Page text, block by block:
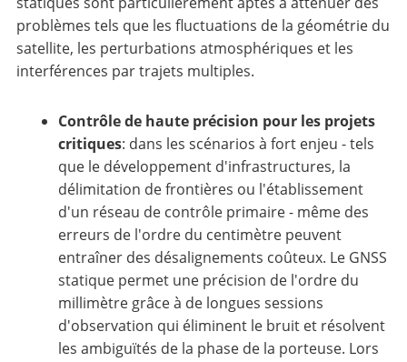
problèmes tels que les fluctuations de la géométrie du
satellite, les perturbations atmosphériques et les
interférences par trajets multiples.
Contrôle de haute précision pour les projets
critiques: dans les scénarios à fort enjeu - tels
que le développement d'infrastructures, la
délimitation de frontières ou l'établissement
d'un réseau de contrôle primaire - même des
erreurs de l'ordre du centimètre peuvent
entraîner des désalignements coûteux. Le GNSS
statique permet une précision de l'ordre du
millimètre grâce à de longues sessions
d'observation qui éliminent le bruit et résolvent
les ambiguïtés de la phase de la porteuse. Lors